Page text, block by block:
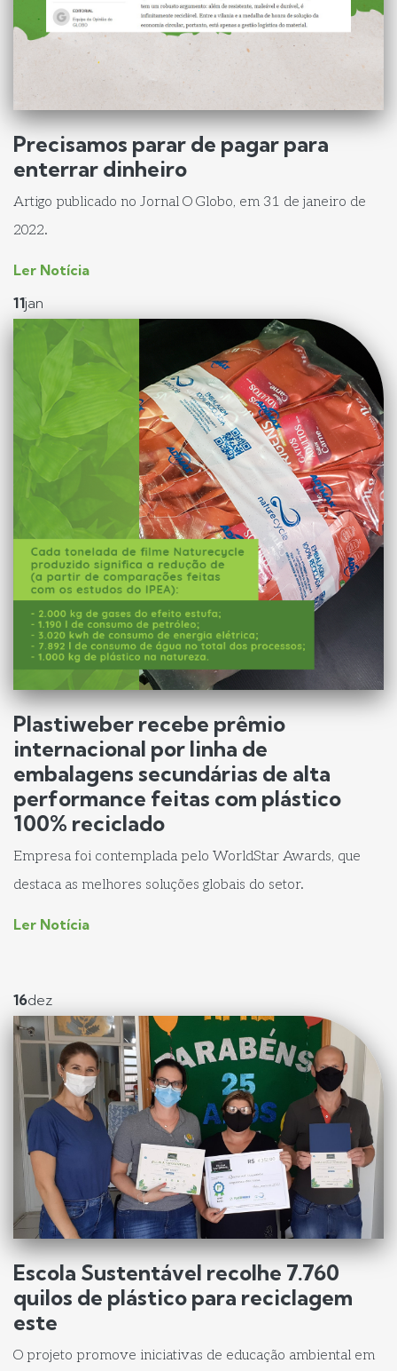
Precisamos parar de pagar para
enterrar dinheiro
Artigo publicado no Jornal O Globo, em 31 de janeiro de
2022.
Ler Notícia
11jan
Plastiweber recebe prêmio
internacional por linha de
embalagens secundárias de alta
performance feitas com plástico
100% reciclado
Empresa foi contemplada pelo WorldStar Awards, que
destaca as melhores soluções globais do setor.
Ler Notícia
16dez
Escola Sustentável recolhe 7.760
quilos de plástico para reciclagem
este
O projeto promove iniciativas de educação ambiental em